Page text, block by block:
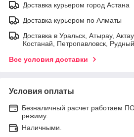
Доставка курьером город Астана
Доставка курьером по Алматы
Доставка в Уральск, Атырау,
Костанай, Петропавловск,
Все условия доставки
Условия оплаты
Безналичный расчет работаем
режиму.
Наличными.